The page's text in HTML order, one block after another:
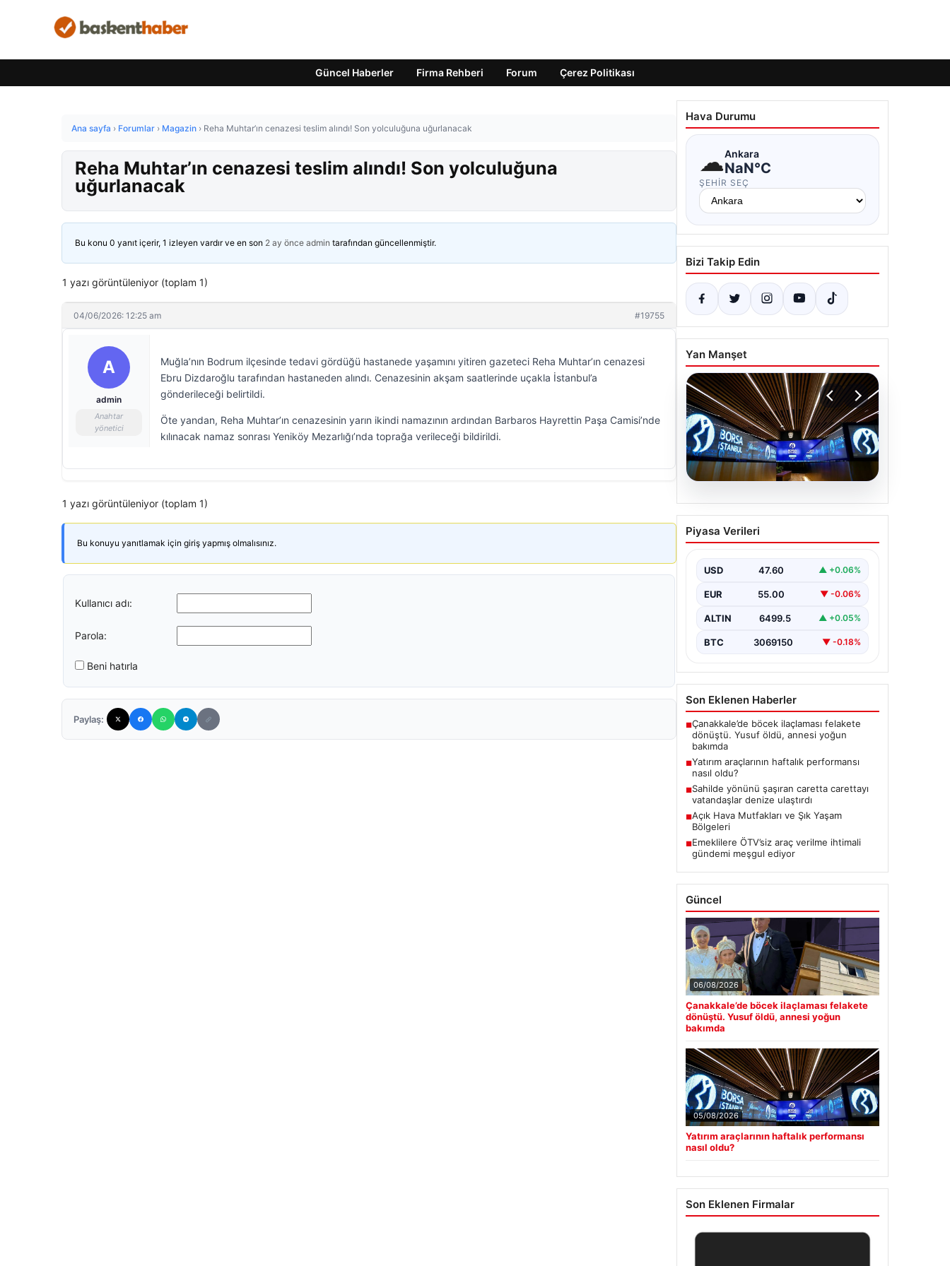
Güncel Haberler Firma Rehberi Forum Çerez Politikası
Ana sayfa › Forumlar › Magazin › Reha Muhtar’ın cenazesi teslim alındı! Son yolculuğuna uğurlanacak
Reha Muhtar’ın cenazesi teslim alındı! Son yolculuğuna
uğurlanacak
Bu konu 0 yanıt içerir, 1 izleyen vardır ve en son 2 ay önce admin tarafından güncellenmiştir.
1 yazı görüntüleniyor (toplam 1)
04/06/2026: 12:25 am #19755
A
admin
Anahtar
yönetici
Muğla’nın Bodrum ilçesinde tedavi gördüğü hastanede yaşamını yitiren gazeteci Reha Muhtar’ın cenazesi
Ebru Dizdaroğlu tarafından hastaneden alındı. Cenazesinin akşam saatlerinde uçakla İstanbul’a
gönderileceği belirtildi.
Öte yandan, Reha Muhtar’ın cenazesinin yarın ikindi namazının ardından Barbaros Hayrettin Paşa Camisi’nde
kılınacak namaz sonrası Yeniköy Mezarlığı’nda toprağa verileceği bildirildi.
1 yazı görüntüleniyor (toplam 1)
Bu konuyu yanıtlamak için giriş yapmış olmalısınız.
Kullanıcı adı:
Parola:
Beni hatırla
Paylaş:
Hava Durumu
☁Ankara
NaN°C
ŞEHIR SEÇ
Bizi Takip Edin
Yan Manşet
Yatırım araçlarının haftalık
performansı nasıl oldu?
Piyasa Verileri
USD 47.60 ▲ +0.06%
EUR 55.00 ▼ -0.06%
ALTIN 6499.5 ▲ +0.05%
BTC 3069150 ▼ -0.18%
Son Eklenen Haberler
■Çanakkale’de böcek ilaçlaması felakete
dönüştü. Yusuf öldü, annesi yoğun
bakımda
■Yatırım araçlarının haftalık performansı
nasıl oldu?
■Sahilde yönünü şaşıran caretta carettayı
vatandaşlar denize ulaştırdı
■Açık Hava Mutfakları ve Şık Yaşam
Bölgeleri
■Emeklilere ÖTV’siz araç verilme ihtimali
gündemi meşgul ediyor
Güncel
06/08/2026
Çanakkale’de böcek ilaçlaması felakete
dönüştü. Yusuf öldü, annesi yoğun
bakımda
05/08/2026
Yatırım araçlarının haftalık performansı
nasıl oldu?
Son Eklenen Firmalar